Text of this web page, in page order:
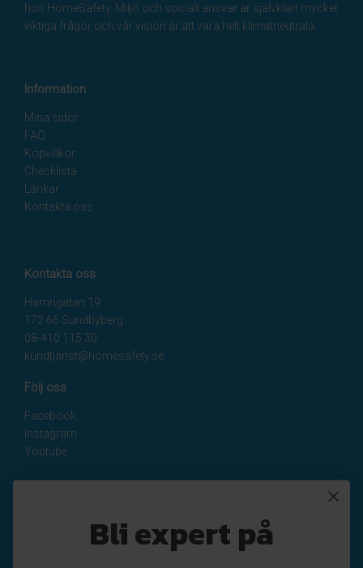
hos HomeSafety. Miljö och socialt ansvar är självklart mycket
viktiga frågor och vår vision är att vara helt klimatneutrala.
Information
Mina sidor
FAQ
Köpvillkor
Checklista
Länkar
Kontakta oss
Kontakta oss
Hamngatan 19
172 66 Sundbyberg
08-410 115 30
kundtjanst@homesafety.se
Följ oss
Facebook
Instagram
Youtube
Nyhetsbrev
Avregistrera
Bli expert på